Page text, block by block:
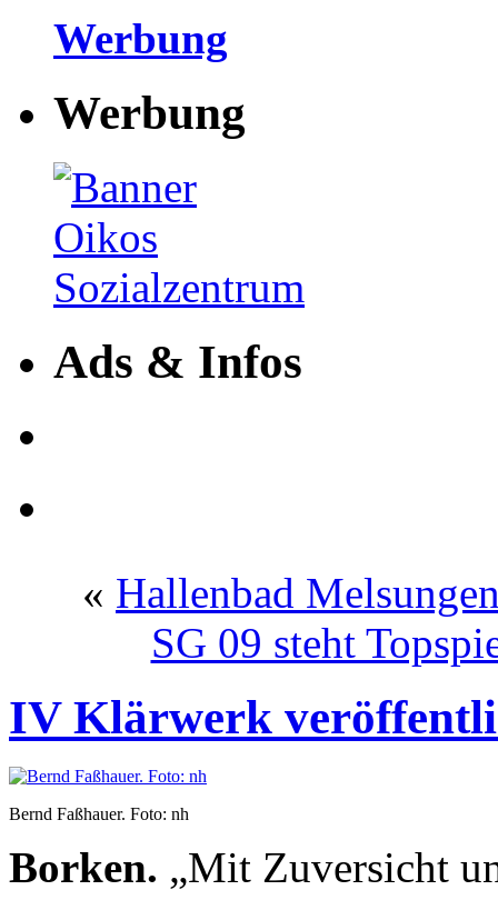
Werbung
Werbung
Ads & Infos
« Hallenbad
SG 09 steht
IV Klärwerk
Bernd Faßhauer. Foto: nh
Borken. „Mit Zuversicht